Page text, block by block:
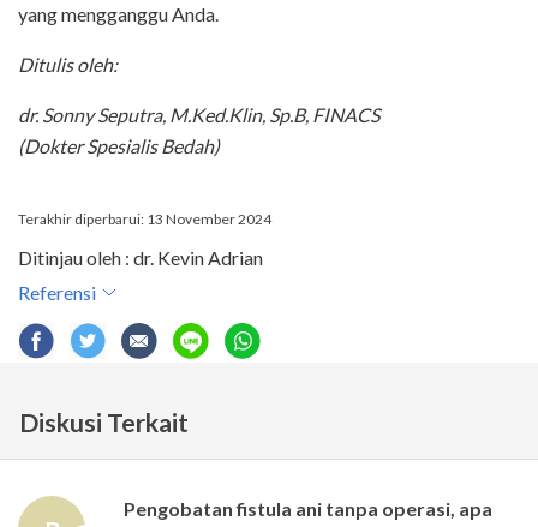
yang mengganggu Anda.
Ditulis oleh:
dr. Sonny Seputra, M.Ked.Klin, Sp.B, FINACS
(Dokter Spesialis Bedah)
Terakhir diperbarui: 13 November 2024